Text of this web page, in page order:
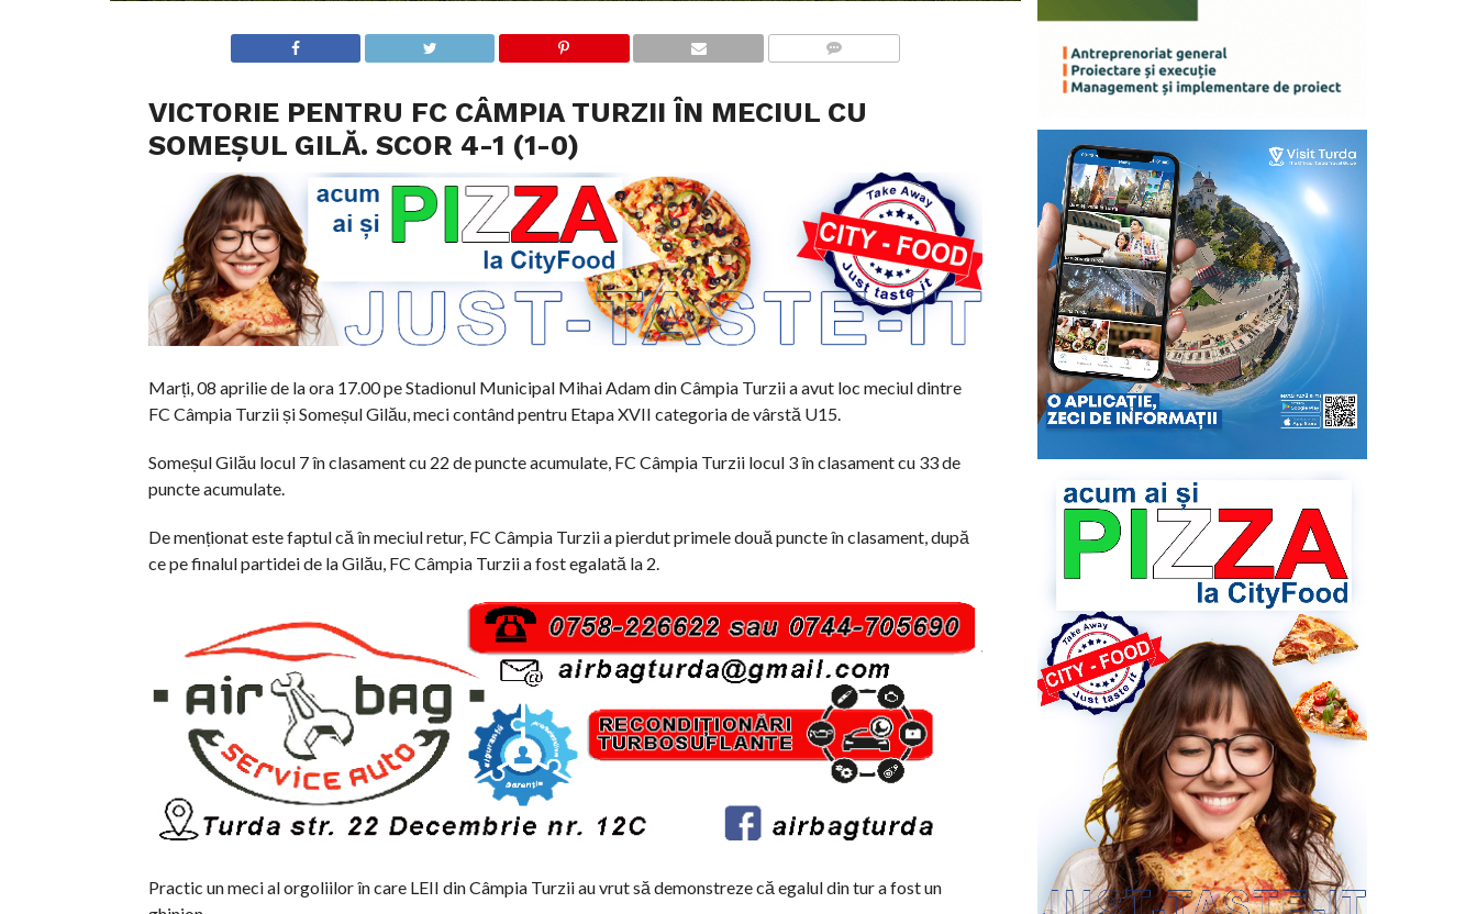
VICTORIE PENTRU FC CÂMPIA TURZII ÎN MECIUL CU
SOMEȘUL GILĂ. SCOR 4-1 (1-0)
Marți, 08 aprilie de la ora 17.00 pe Stadionul Municipal Mihai Adam din Câmpia Turzii a avut loc meciul dintre
FC Câmpia Turzii și Someșul Gilău, meci contând pentru Etapa XVII categoria de vârstă U15.
Someșul Gilău locul 7 în clasament cu 22 de puncte acumulate, FC Câmpia Turzii locul 3 în clasament cu 33 de
puncte acumulate.
De menționat este faptul că în meciul retur, FC Câmpia Turzii a pierdut primele două puncte în clasament, după
ce pe finalul partidei de la Gilău, FC Câmpia Turzii a fost egalată la 2.
Practic un meci al orgoliilor în care LEII din Câmpia Turzii au vrut să demonstreze că egalul din tur a fost un